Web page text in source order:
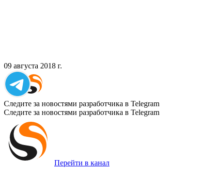
09 августа 2018 г.
Следите за новостями разработчика в Telegram
Следите за новостями разработчика в Telegram
Перейти в канал